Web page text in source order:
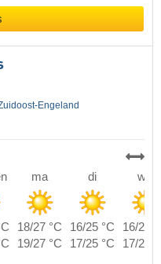
Engeland
ma di wo
18/27 °C 16/25 °C
16/29
19/27 °C 17/25 °C 17/29